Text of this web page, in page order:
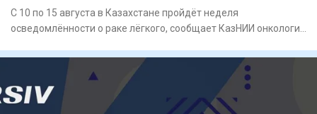
С 10 по 15 августа в Казахстане пройдёт неделя
осведомлённости о раке лёгкого, сообщает КазНИИ онкологии